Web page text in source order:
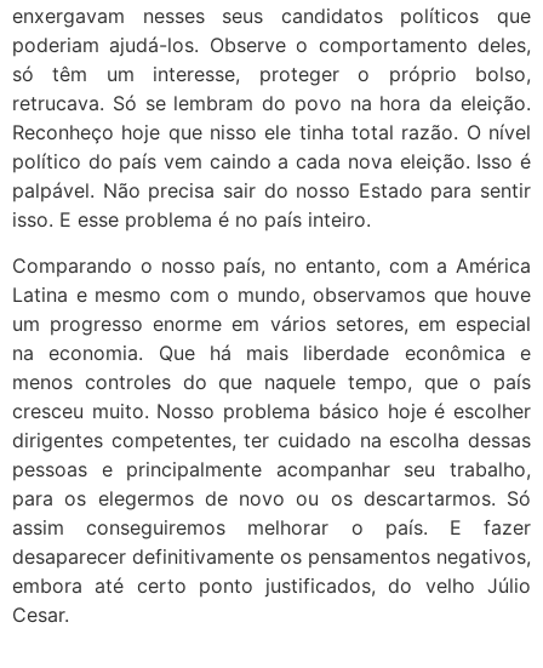
enxergavam nesses seus candidatos políticos que
poderiam ajudá-los. Observe o comportamento deles,
só têm um interesse, proteger o próprio bolso,
retrucava. Só se lembram do povo na hora da eleição.
Reconheço hoje que nisso ele tinha total razão. O nível
político do país vem caindo a cada nova eleição. Isso é
palpável. Não precisa sair do nosso Estado para sentir
isso. E esse problema é no país inteiro.
Comparando o nosso país, no entanto, com a América
Latina e mesmo com o mundo, observamos que houve
um progresso enorme em vários setores, em especial
na economia. Que há mais liberdade econômica e
menos controles do que naquele tempo, que o país
cresceu muito. Nosso problema básico hoje é escolher
dirigentes competentes, ter cuidado na escolha dessas
pessoas e principalmente acompanhar seu trabalho,
para os elegermos de novo ou os descartarmos. Só
assim conseguiremos melhorar o país. E fazer
desaparecer definitivamente os pensamentos negativos,
embora até certo ponto justificados, do velho Júlio
Cesar.